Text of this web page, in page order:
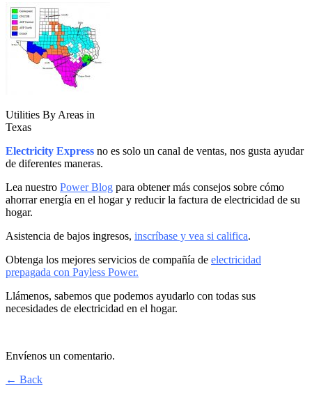
Utilities By Areas in
Texas
Electricity Express no es solo un canal de ventas, nos gusta ayudar
de diferentes maneras.
Lea nuestro Power Blog para obtener más consejos sobre cómo
ahorrar energía en el hogar y reducir la factura de electricidad de su
hogar.
Asistencia de bajos ingresos, inscríbase y vea si califica.
Obtenga los mejores servicios de compañía de electricidad
prepagada con Payless Power.
Llámenos, sabemos que podemos ayudarlo con todas sus
necesidades de electricidad en el hogar.
Envíenos un comentario.
← Back